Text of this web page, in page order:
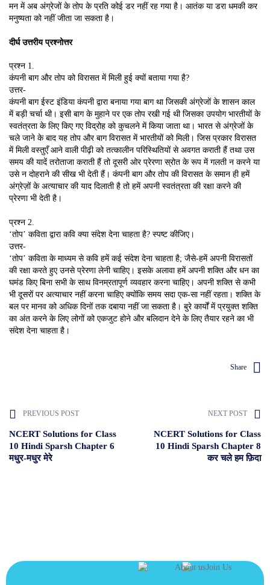
मन में अब अंग्रेजों के तोप के प्रति कोई डर नहीं रह गया है। आतंक या डरा धमकी कर
मनुष्यता को नहीं जीता जा सकता है।
दीर्घ उत्तरीय प्रश्नोत्तर
प्रश्न 1.
कंपनी बाग और तोप को विरासत में मिली हुई क्यों बताया गया है?
उत्तर-
कंपनी बाग ईस्ट इंडिया कंपनी द्वारा बनाया गया बाग था जिसकी अंग्रेजों के शासन काल
में बड़ी चर्चा थी। इसी बाग के मुहाने पर एक तोप रखी गई थी जिसका उपयोग भारतीयों के
स्वतंत्रता के लिए किए गए विद्रोह को कुचलने में किया जाता था। भारत से अंग्रेजों के
चले जाने के बाद यह तोप और बाग विरासत में भारतीयों को मिली। जिस प्रकार विरासत
में मिली वस्तुएँ आने वाली पीढ़ी को तत्कालीन परिस्थितियों से अवगत कराती हैं तथा उस
समय की यादें तरोताजा कराती हैं तो दूसरी ओर प्रेरणा स्रोत के रूप में गलती न करने या
उसे न दोहराने की सीख भी देती हैं। कंपनी बाग और तोप की विरासत के समान ही हमें
अंग्रेज़ों के अत्याचार की याद दिलाती है तो हमें अपनी स्वतंत्रता की रक्षा करने की
प्रेरणा भी देती है।
प्रश्न 2.
‘तोप’ कविता द्वारा कवि क्या संदेश देना चाहता है? स्पष्ट कीजिए।
उत्तर-
‘तोप’ कविता के माध्यम से कवि हमें कई संदेश देना चाहता है; जैसे-हमें अपनी विरासतों
की रक्षा करते हुए उनसे प्रेरणा लेनी चाहिए। इसके अलावा हमें अपनी शक्ति और धन का
घमंड किए बिना सभी के साथ विनम्रतापूर्ण व्यवहार करना चाहिए। अपनी शक्ति से कभी
भी दूसरों पर अत्याचार नहीं करना चाहिए क्योंकि समय सदा एक-सा नहीं रहता। शक्ति के
बल पर मानव को अधिक दिनों तक दबाया नहीं जा सकता है। बुरे कार्यों में प्रयुक्त शक्ति
का अंत करने के लिए लोगों को एकजुट होने और बलिदान देने के लिए तैयार रहने का भी
संदेश देना चाहता है।
Share
PREVIOUS POST
NCERT Solutions for Class
10 Hindi Sparsh Chapter 6
मधुर-मधुर मेरे
NEXT POST
NCERT Solutions for Class
10 Hindi Sparsh Chapter 8
कर चले हम फ़िदा